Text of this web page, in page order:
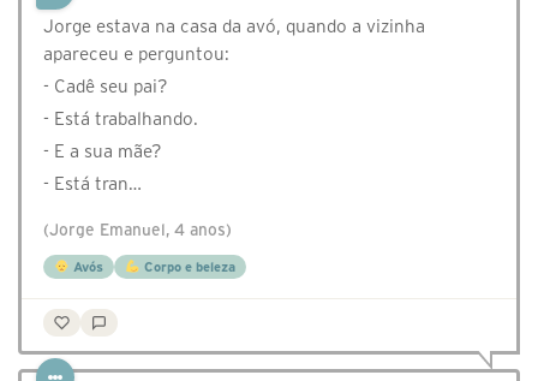
Jorge estava na casa da avó, quando a vizinha
apareceu e perguntou:
- Cadê seu pai?
- Está trabalhando.
- E a sua mãe?
- Está tran…
(Jorge Emanuel, 4 anos)
Avós Corpo e beleza